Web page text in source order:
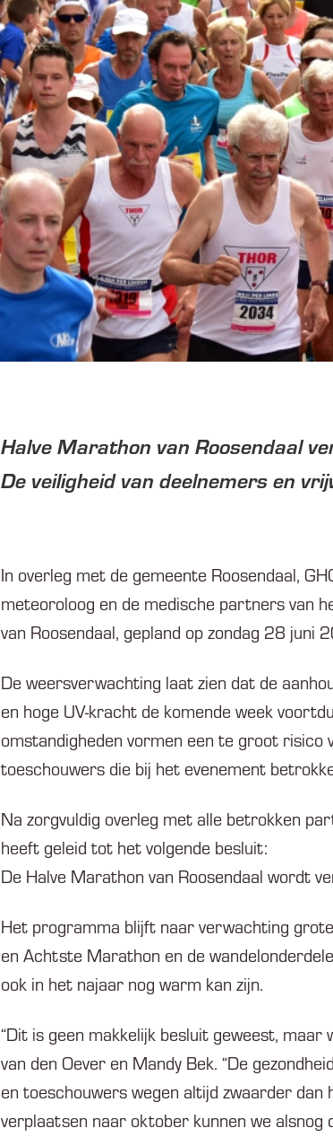
Halve Marathon van Roosendaal
De veiligheid van deelnemers en
In overleg met de gemeente Roosendaal,
meteoroloog en de medische partners van
van Roosendaal, gepland op zondag 28 juni
De weersverwachting laat zien dat de
en hoge UV-kracht de komende week
omstandigheden vormen een te groot risico
toeschouwers die bij het evenement
Na zorgvuldig overleg met alle betrokken
heeft geleid tot het volgende besluit:
De Halve Marathon van Roosendaal wordt
Het programma blijft naar verwachting
en Achtste Marathon en de
ook in het najaar nog warm kan zijn.
“Dit is geen makkelijk besluit geweest,
van den Oever en Mandy Bek. “De
en toeschouwers wegen altijd zwaarder
verplaatsen naar oktober kunnen we